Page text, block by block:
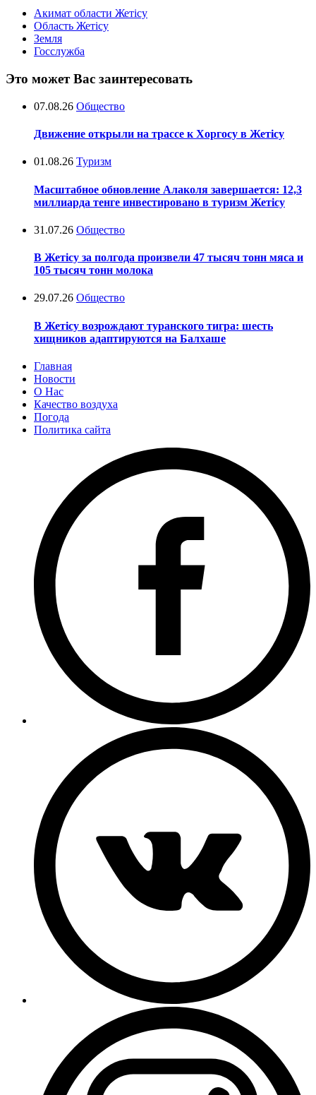
Акимат области Жетісу
Область Жетісу
Земля
Госслужба
Это может Вас заинтересовать
07.08.26 Общество
Движение открыли на трассе к Хоргосу в Жетісу
01.08.26 Туризм
Масштабное обновление Алаколя завершается: 12,3
миллиарда тенге инвестировано в туризм Жетісу
31.07.26 Общество
В Жетісу за полгода произвели 47 тысяч тонн мяса и
105 тысяч тонн молока
29.07.26 Общество
В Жетісу возрождают туранского тигра: шесть
хищников адаптируются на Балхаше
Главная
Новости
О Нас
Качество воздуха
Погода
Политика сайта